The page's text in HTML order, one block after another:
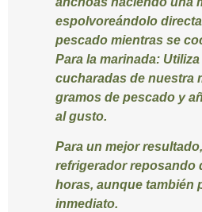
espolvoreándolo
pescado mientras se
Para la marinada:
cucharadas de nuestra
gramos de pescado y
al gusto.
Para un mejor
refrigerador reposando
horas, aunque también
inmediato.